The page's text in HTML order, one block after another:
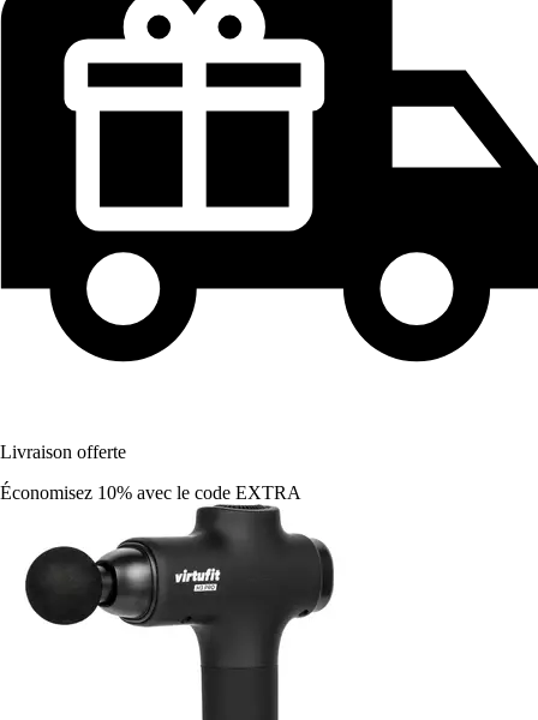
Livraison offerte
Économisez 10% avec le code EXTRA